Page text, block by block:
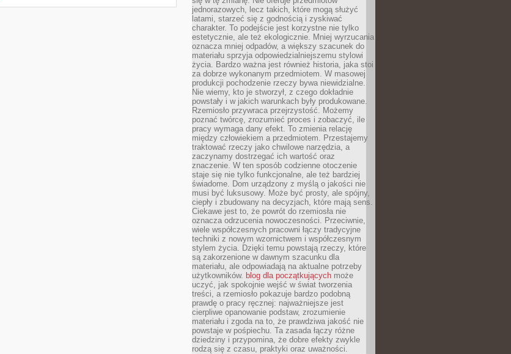
jednorazowych, lecz takich, które mogą służyć
latami, starzeć się z godnością i zyskiwać
charakter. To podejście jest korzystne nie tylko
estetycznie, ale też ekologicznie. Mniej wyrzucania
oznacza mniej odpadów, a większy szacunek do
materiału sprzyja odpowiedzialniejszemu stylowi
życia. Bardzo ważna jest również historia, jaka stoi
za dobrze wykonanym przedmiotem. W masowej
produkcji pochodzenie rzeczy bywa niewidzialne.
Nie wiemy, kto je stworzył, z czego dokładnie
powstały i w jakich warunkach były produkowane.
Rzemiosło przywraca przejrzystość. Możemy
poznać twórcę, zrozumieć proces i zobaczyć, ile
pracy wymaga dany efekt. To zmienia relację
między człowiekiem a przedmiotem. Przestajemy
traktować rzeczy jako chwilowe narzędzia, a
zaczynamy dostrzegać ich wartość oraz
znaczenie. W ten sposób codzienne otoczenie
staje się nie tylko funkcjonalne, ale też bardziej
świadome. Dom urządzony z myślą o jakości nie
musi być luksusowy. Może być prosty, ale spójny,
ciepły i zbudowany na decyzjach, które mają sens.
Ciekawe jest to, że powrót do rzemiosła nie
oznacza odrzucenia nowoczesności. Przeciwnie,
wiele współczesnych pracowni łączy tradycyjne
techniki z nowym wzornictwem i współczesnym
stylem życia. Dzięki temu powstają rzeczy, które
są zakorzenione w dawnym szacunku dla
materiału, ale odpowiadają na aktualne potrzeby
użytkowników. blog dla początkujących może
uczyć, jak spokojnie wejść w świat tworzenia
treści, a rzemiosło pokazuje bardzo podobną
prawdę o pracy ręcznej: najważniejsze jest
cierpliwe opanowanie podstaw, zrozumienie
materiału i zgoda na to, że prawdziwa jakość nie
powstaje w pośpiechu. Ta zasada łączy różne
dziedziny i przypomina, że dobre efekty zwykle
rodzą się z czasu, praktyki oraz uważności.